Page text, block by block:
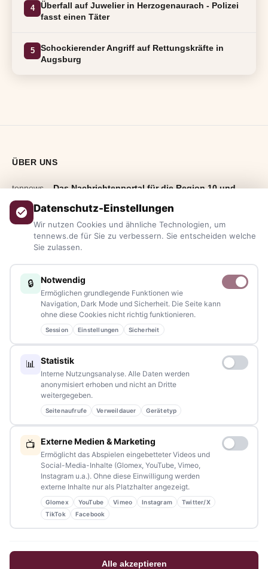
4
Überfall auf Juwelier in Herzogenaurach - Polizei
fasst einen Täter
5
Schockierender Angriff auf Rettungskräfte in
Augsburg
ÜBER UNS
tennews –Das Nachrichtenportal für die Region 10 und
Bayern.
Aktuelle News, Hintergründe, Service und Freizeittipps
aus allen Regionen, Städten und Landkreisen.
Blaulicht, von Kultur bis Sport, von Alltagstipps bis
Veranstaltungen– immer aktuell, immer aus Ihrer Nähe.
Sie haben ein Thema, spannende Fotos oder Videos, oder
kennen eine Geschichte, die erzählt werden sollte?
Schreiben Sie uns – gemeinsam mit unseren Leserinnen und
Lesern bleiben wir am Puls der Zeit.
Partnerschaften:info@tennews.de
Redaktion:redaktion@tennews.de
NAVIGATION
Stellenanzeigen
Datenschutz-Einstellungen
Wir nutzen Cookies und ähnliche Technologien, um
tennews.de für Sie zu verbessern. Sie entscheiden welche
Sie zulassen.
🔒 Notwendig
Ermöglichen grundlegende Funktionen wie
Navigation, Dark Mode und Sicherheit. Die Seite kann
ohne diese Cookies nicht richtig funktionieren.
Session Einstellungen Sicherheit
📊 Statistik
Interne Nutzungsanalyse. Alle Daten werden
anonymisiert erhoben und nicht an Dritte
weitergegeben.
Seitenaufrufe Verweildauer Gerätetyp
📺 Externe Medien & Marketing
Ermöglicht das Abspielen eingebetteter Videos und
Social-Media-Inhalte (Glomex, YouTube, Vimeo,
Instagram u.a.). Ohne diese Einwilligung werden
externe Inhalte nur als Platzhalter angezeigt.
Glomex YouTube Vimeo Instagram
Twitter/X
TikTok
Facebook
Alle akzeptieren